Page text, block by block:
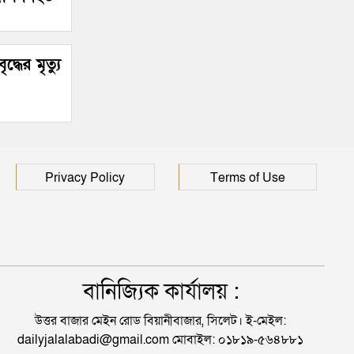
মৃত্যু
Privacy Policy Terms of Use
বানিজ্যিক কার্যালয় :
উত্তর বাজার মেইন রোড বিয়ানীবাজার, সিলেট। ই-মেইল:
dailyjalalabadi@gmail.com মোবাইল: ০১৮১৯-৫৬৪৮৮১